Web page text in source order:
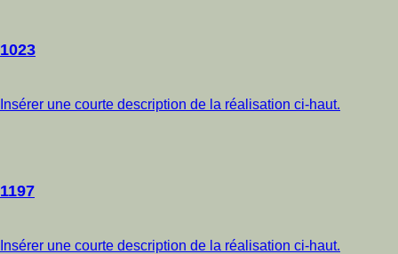
1023
Insérer une courte description de la réalisation ci-haut.
1197
Insérer une courte description de la réalisation ci-haut.